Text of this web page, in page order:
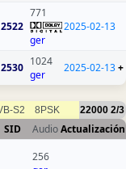
771
ger
2025-02-13
1024
ger
2025-02-13+
S2 8PSK 22000 2/3
SID AudioActualización
256